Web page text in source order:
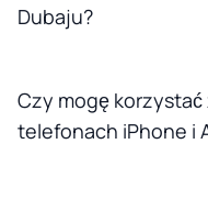
Dubaju?
Czy mogę korzystać
telefonach iPhone i